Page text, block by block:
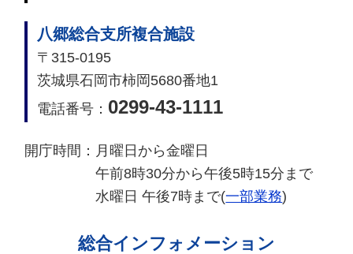
八郷総合支所複合施設
〒315-0195
茨城県石岡市柿岡5680番地1
電話番号： 0299-43-1111
開庁時間： 月曜日から金曜日
午前8時30分から午後5時15分まで
水曜日 午後7時まで(一部業務)
総合インフォメーション